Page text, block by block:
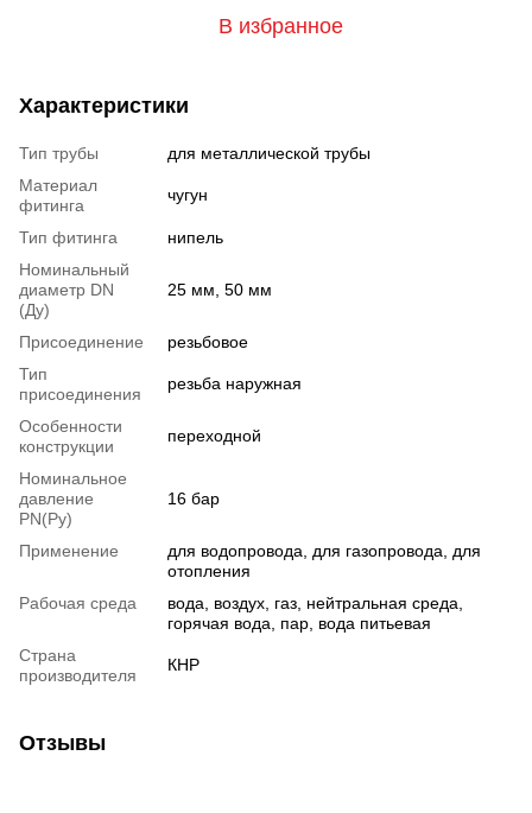
В избранное
Характеристики
Тип трубы
для металлической трубы
Материал
фитинга
чугун
Тип фитинга
нипель
Номинальный
диаметр DN
(Ду)
25 мм, 50 мм
Присоединение
резьбовое
Тип
присоединения
резьба наружная
Особенности
конструкции
переходной
Номинальное
давление
PN(Ру)
16 бар
Применение
для водопровода, для газопровода, для
отопления
Рабочая среда
вода, воздух, газ, нейтральная среда,
горячая вода, пар, вода питьевая
Страна
производителя
КНР
Отзывы